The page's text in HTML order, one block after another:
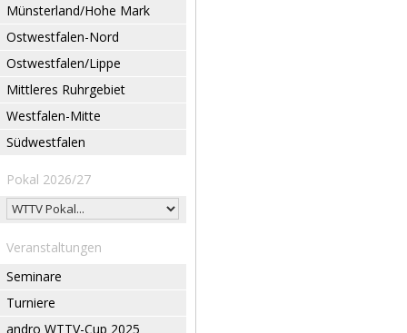
Münsterland/Hohe Mark
Ostwestfalen-Nord
Ostwestfalen/Lippe
Mittleres Ruhrgebiet
Westfalen-Mitte
Südwestfalen
Pokal 2026/27
Veranstaltungen
Seminare
Turniere
andro WTTV-Cup 2025